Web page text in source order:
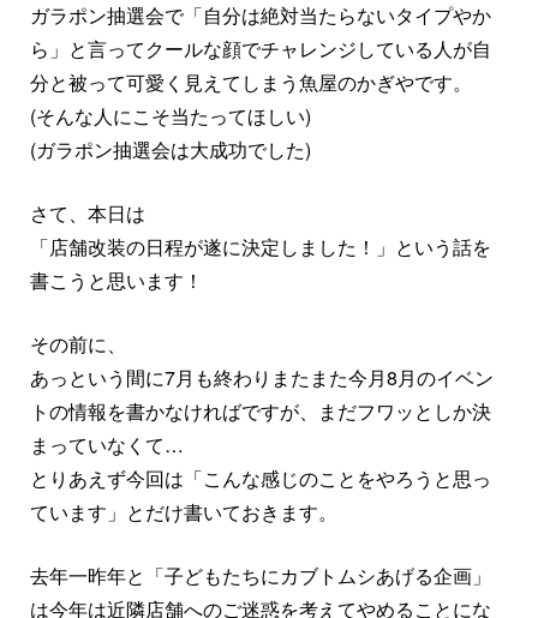
ガラポン抽選会で「自分は絶対当たらないタイプやか
ら」と言ってクールな顔でチャレンジしている人が自
分と被って可愛く見えてしまう魚屋のかぎやです。
(そんな人にこそ当たってほしい)
(ガラポン抽選会は大成功でした)
さて、本日は
「店舗改装の日程が遂に決定しました！」という話を
書こうと思います！
その前に、
あっという間に7月も終わりまたまた今月8月のイベン
トの情報を書かなければですが、まだフワッとしか決
まっていなくて…
とりあえず今回は「こんな感じのことをやろうと思っ
ています」とだけ書いておきます。
去年一昨年と「子どもたちにカブトムシあげる企画」
は今年は近隣店舗へのご迷惑を考えてやめることにな